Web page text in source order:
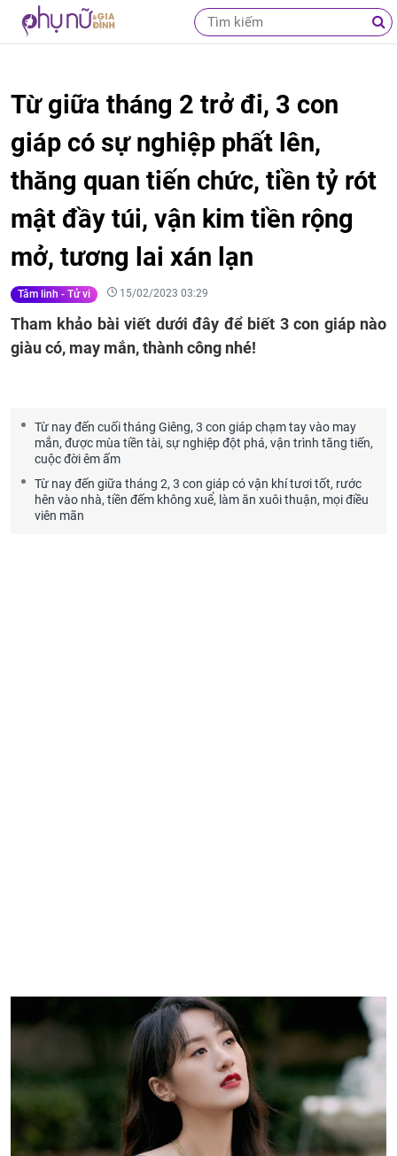
Từ giữa tháng 2 trở đi, 3 con
giáp có sự nghiệp phất lên,
thăng quan tiến chức, tiền tỷ rót
mật đầy túi, vận kim tiền rộng
mở, tương lai xán lạn
Tâm linh - Tử vi 15/02/2023 03:29
Tham khảo bài viết dưới đây để biết 3 con giáp nào
giàu có, may mắn, thành công nhé!
Từ nay đến cuối tháng Giêng, 3 con giáp chạm tay vào may
mắn, được mùa tiền tài, sự nghiệp đột phá, vận trình tăng tiến,
cuộc đời êm ấm
Từ nay đến giữa tháng 2, 3 con giáp có vận khí tươi tốt, rước
hên vào nhà, tiền đếm không xuể, làm ăn xuôi thuận, mọi điều
viên mãn